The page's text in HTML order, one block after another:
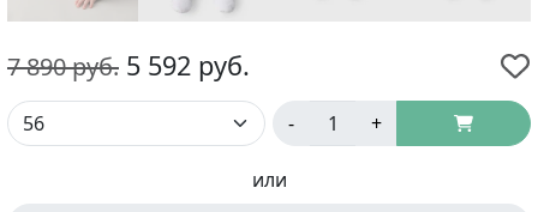
7 890руб. 5 592 руб.
- +
или